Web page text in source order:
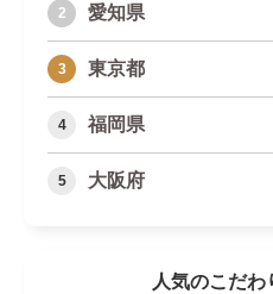
愛知県
東京都
福岡県
大阪府
人気のこだ